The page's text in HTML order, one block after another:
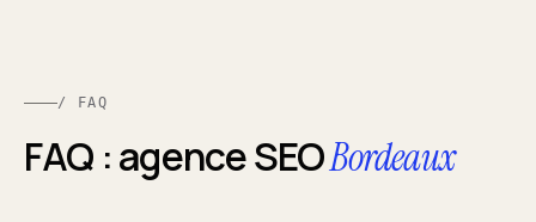
/ FAQ
FAQ : agence SEOBordeaux